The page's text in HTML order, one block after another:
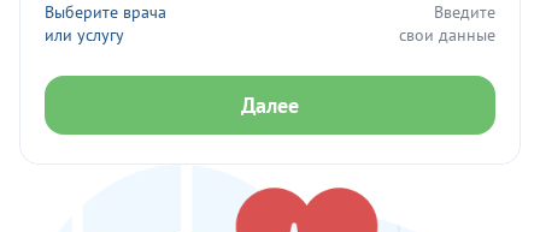
Выберите врача
или услугу
Введите
свои данные
Далее